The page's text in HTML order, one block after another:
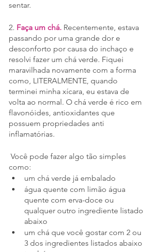
sentar.
2. Faça um chá. Recentemente, estava
passando por uma grande dor e
desconforto por causa do inchaço e
resolvi fazer um chá verde. Fiquei
maravilhada novamente com a forma
como, LITERALMENTE, quando
terminei minha xícara, eu estava de
volta ao normal. O chá verde é rico em
flavonóides, antioxidantes que
possuem propriedades anti
inflamatórias.
como:
um chá verde já embalado
água quente com limão água
quente com erva-doce ou
qualquer outro ingrediente listado
abaixo
um chá que você gostar com 2 ou
3 dos ingredientes listados abaixo